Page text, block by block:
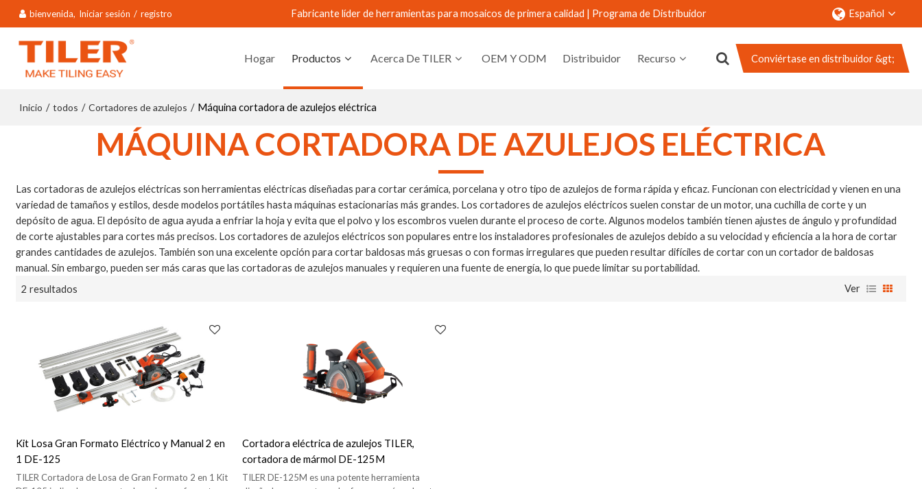
bienvenida, Iniciar sesión / registro Fabricante líder de herramientas para mosaicos de primera calidad | Programa de Distribuidor Español
Hogar Productos Acerca De TILER OEM Y ODM Distribuidor Recurso Conviértase en distribuidor &gt;
Inicio / todos / Cortadores de azulejos / Máquina cortadora de azulejos eléctrica
MÁQUINA CORTADORA DE AZULEJOS ELÉCTRICA
Las cortadoras de azulejos eléctricas son herramientas eléctricas diseñadas para cortar cerámica, porcelana y otro tipo de azulejos de forma rápida y eficaz. Funcionan con electricidad y vienen en una
variedad de tamaños y estilos, desde modelos portátiles hasta máquinas estacionarias más grandes. Los cortadores de azulejos eléctricos suelen constar de un motor, una cuchilla de corte y un
depósito de agua. El depósito de agua ayuda a enfriar la hoja y evita que el polvo y los escombros vuelen durante el proceso de corte. Algunos modelos también tienen ajustes de ángulo y profundidad
de corte ajustables para cortes más precisos. Los cortadores de azulejos eléctricos son populares entre los instaladores profesionales de azulejos debido a su velocidad y eficiencia a la hora de cortar
grandes cantidades de azulejos. También son una excelente opción para cortar baldosas más gruesas o con formas irregulares que pueden resultar difíciles de cortar con un cortador de baldosas
manual. Sin embargo, pueden ser más caras que las cortadoras de azulejos manuales y requieren una fuente de energía, lo que puede limitar su portabilidad.
2 resultados
Ver
Kit Losa Gran Formato Eléctrico y Manual 2 en
1 DE-125
TILER Cortadora de Losa de Gran Formato 2 en 1 Kit
Cortadora eléctrica de azulejos TILER,
cortadora de mármol DE-125M
TILER DE-125M es una potente herramienta